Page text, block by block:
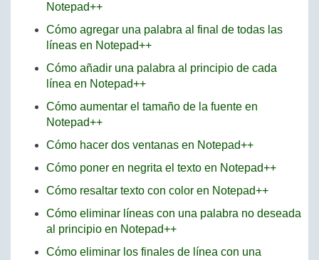
Notepad++
Cómo agregar una palabra al final de todas las
líneas en Notepad++
Cómo añadir una palabra al principio de cada
línea en Notepad++
Cómo aumentar el tamaño de la fuente en
Notepad++
Cómo hacer dos ventanas en Notepad++
Cómo poner en negrita el texto en Notepad++
Cómo resaltar texto con color en Notepad++
Cómo eliminar líneas con una palabra no deseada
al principio en Notepad++
Cómo eliminar los finales de línea con una